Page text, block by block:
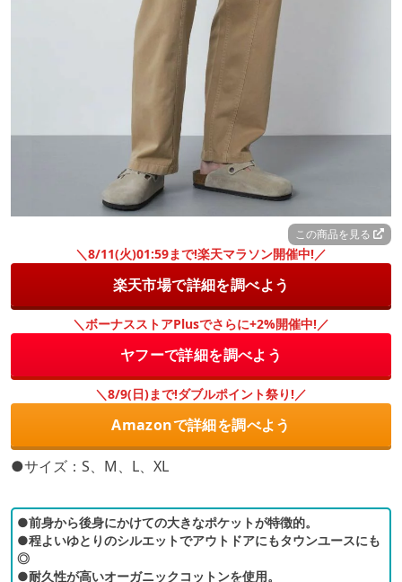
この商品を見る
＼8/11(火)01:59まで!楽天マラソン開催中!／
楽天市場で詳細を調べよう
＼ボーナスストアPlusでさらに+2%開催中!／
ヤフーで詳細を調べよう
＼8/9(日)まで!ダブルポイント祭り!／
Amazonで詳細を調べよう
●サイズ：S、M、L、XL
●前身から後身にかけての大きなポケットが特徴的。
●程よいゆとりのシルエットでアウトドアにもタウンユースにも
◎
●耐久性が高いオーガニックコットンを使用。